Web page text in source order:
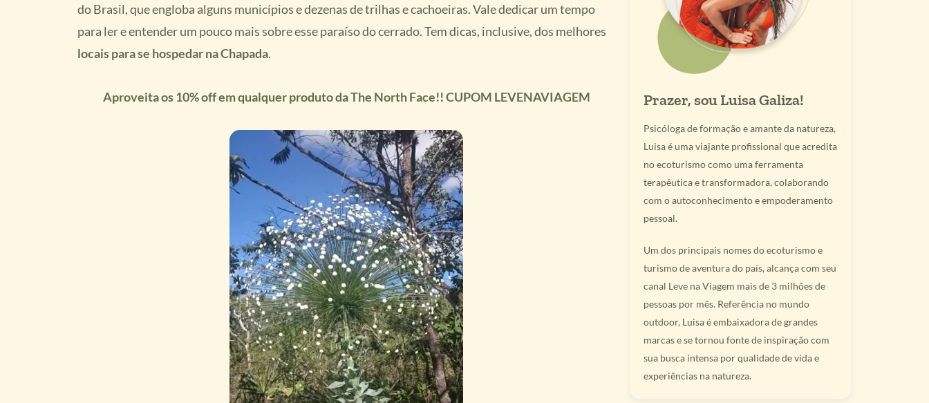
do Brasil, que engloba alguns municípios e dezenas de trilhas e cachoeiras. Vale dedicar um tempo
para ler e entender um pouco mais sobre esse paraíso do cerrado. Tem dicas, inclusive, dos melhores
locais para se hospedar na Chapada.
Aproveita os 10% off em qualquer produto da The North Face!! CUPOM LEVENAVIAGEM Prazer, sou Luisa Galiza!
Psicóloga de formação e amante da natureza,
Luisa é uma viajante profissional que acredita
no ecoturismo como uma ferramenta
terapêutica e transformadora, colaborando
com o autoconhecimento e empoderamento
pessoal.
Um dos principais nomes do ecoturismo e
turismo de aventura do país, alcança com seu
canal Leve na Viagem mais de 3 milhões de
pessoas por mês. Referência no mundo
outdoor, Luisa é embaixadora de grandes
marcas e se tornou fonte de inspiração com
sua busca intensa por qualidade de vida e
experiências na natureza.